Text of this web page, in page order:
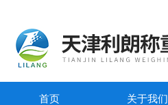
首页 关于我们